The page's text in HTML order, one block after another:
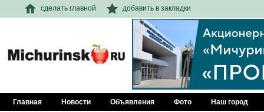
сделать главной добавить в закладки
Главная Новости Объявления Фото Наш город